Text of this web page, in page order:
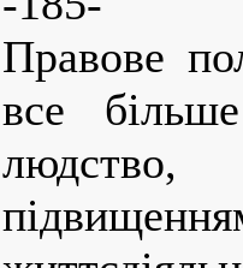
Правове
все